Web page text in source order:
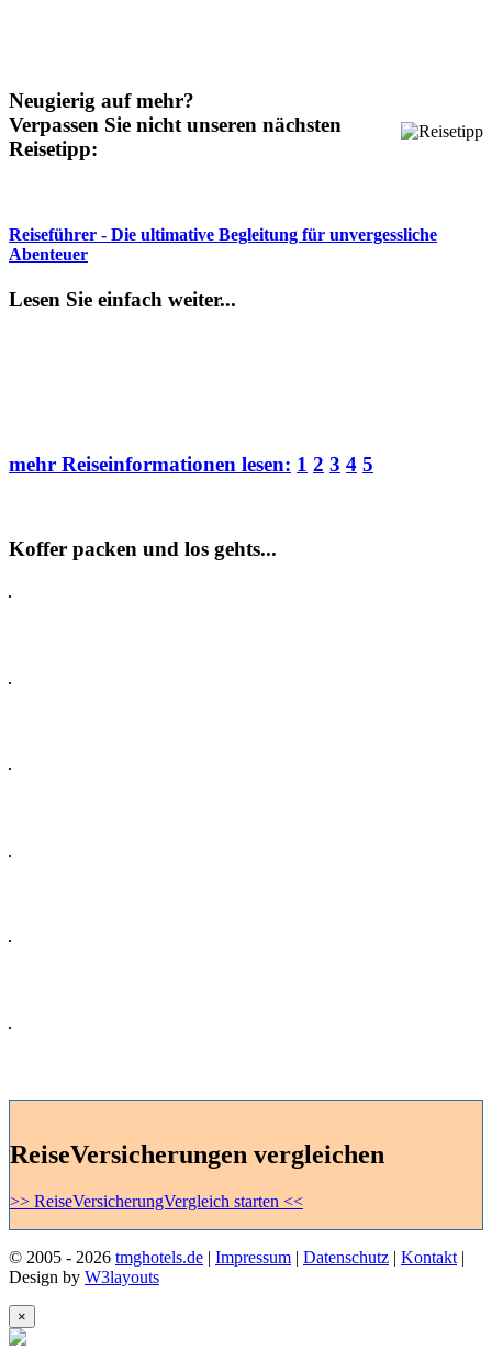
Neugierig auf mehr?
Verpassen Sie nicht unseren nächsten
Reisetipp:
Reiseführer - Die ultimative Begleitung für unvergessliche
Abenteuer
Lesen Sie einfach weiter...
mehr Reiseinformationen lesen: 1 2 3 4 5
Koffer packen und los gehts...
ReiseVersicherungen vergleichen
>> ReiseVersicherungVergleich starten <<
© 2005 - 2026 tmghotels.de | Impressum | Datenschutz | Kontakt |
Design by W3layouts
×